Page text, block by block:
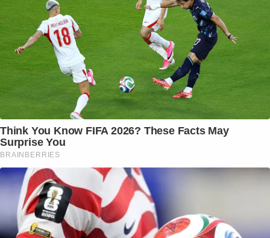
Think You Know FIFA 2026? These Facts May
Surprise You
BRAINBERRIES